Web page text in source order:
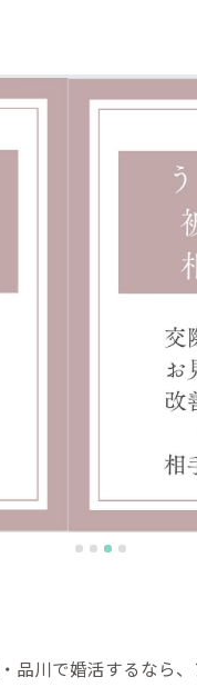
品川で婚活するなら